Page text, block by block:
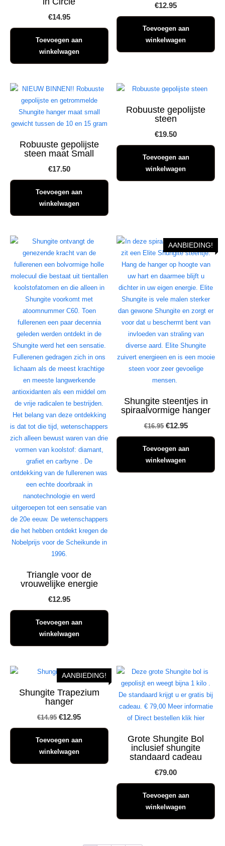
€14.95
Toevoegen aan
winkelwagen
€12.95
Toevoegen aan
winkelwagen
Robuuste gepolijste
steen maat Small
€17.50
Toevoegen aan
winkelwagen
Robuuste gepolijste
steen
€19.50
Toevoegen aan
winkelwagen
Triangle voor de
vrouwelijke energie
€12.95
Toevoegen aan
winkelwagen
AANBIEDING!
Shungite steentjes in
spiraalvormige hanger
€16.95 Oorspronkelijke
prijs
was:
€16.95.
€12.95Huidige
prijs
is:
Toevoegen aan
winkelwagen
AANBIEDING!
Shungite Trapezium
hanger
€14.95 Oorspronkelijke
prijs
was:
€14.95.
€12.95Huidige
prijs
is:
Toevoegen aan
winkelwagen
Grote Shungite Bol
inclusief shungite
standaard cadeau
€79.00
Toevoegen aan
winkelwagen